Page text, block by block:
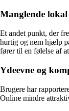
Manglende
Et andet punkt, der
hurtig og nem hjælp
fører til en følelse af
Ydeevne og
Brugere har
Online mindre